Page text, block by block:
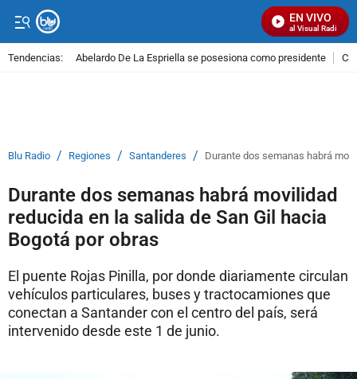
EN VIVO
Señal Visual Radio
Tendencias: Abelardo De La Espriella se posesiona como presidente
Blu Radio / Regiones / Santanderes / Durante dos semanas habrá
Durante dos semanas habrá movilidad
reducida en la salida de San Gil hacia
Bogotá por obras
El puente Rojas Pinilla, por donde diariamente circulan
vehículos particulares, buses y tractocamiones que
conectan a Santander con el centro del país, será
intervenido desde este 1 de junio.